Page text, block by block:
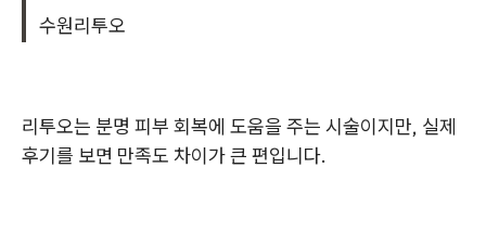
수원리투오
리투오는 분명 피부 회복에 도움을 주는 시술이지만, 실제
후기를 보면 만족도 차이가 큰 편입니다.